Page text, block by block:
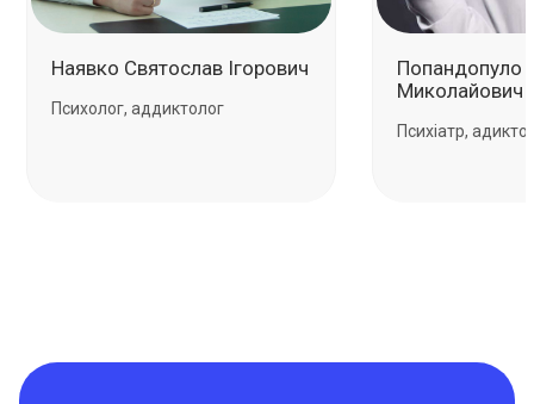
Наявко Святослав Ігорович
Психолог, аддиктолог
Попандопуло
Миколайович
Психіатр,